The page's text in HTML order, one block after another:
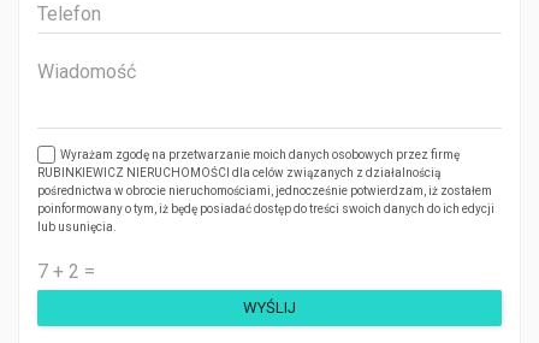
Wyrażam zgodę na przetwarzanie moich danych osobowych przez firmę
RUBINKIEWICZ NIERUCHOMOŚCI dla celów związanych z działalnością
pośrednictwa w obrocie nieruchomościami, jednocześnie potwierdzam, iż zostałem
poinformowany o tym, iż będę posiadać dostęp do treści swoich danych do ich edycji
lub usunięcia.